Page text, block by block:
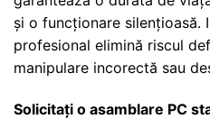
și o funcționare silențioasă.
profesional elimină riscul
manipulare incorectă sau
Solicitați o asamblare PC